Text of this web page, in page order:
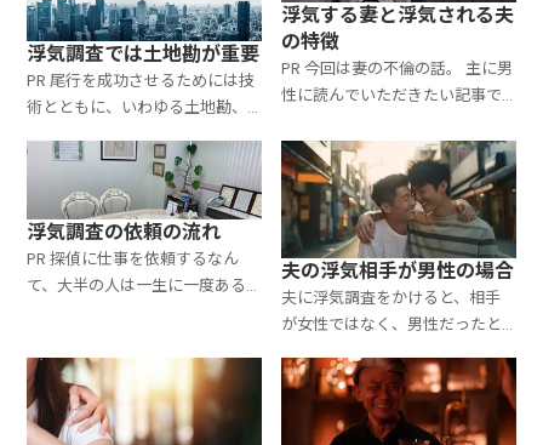
浮気調査では土地勘が重要
PR 尾行を成功させるためには技
術とともに、いわゆる土地勘、
に精通していることが欠かせま
せん。 土地勘がないと次の行き
先が予測できず、先回りなども
できません
浮気する妻と浮気される夫
の特徴
PR 今回は妻の不倫の話。 主に男
性に読んでいただきたい記事で
大きな傾向の差があります。 も
ちろん例外もあるのですが、全
体傾向を見るとやはり今
浮気調査の依頼の流れ
PR 探偵に仕事を依頼するなん
て、大半の人は一生に一度ある
と緊張を感じる人が多いと思い
ます。 浮気調査を頼む時、どん
な流
夫の浮気相手が男性の場合
夫に浮気調査をかけると、相手
が女性ではなく、男性だったと
ういう場合、証拠、慰謝料、離
婚裁判に違いは出てくるのか？
さらに、これまでの夫婦生活を